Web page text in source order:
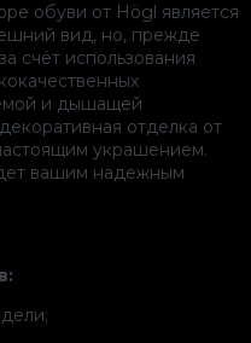
обуви от Högl является
вид, но, прежде
счёт использования
и дышащей
отделка от
украшением.
вашим надежным